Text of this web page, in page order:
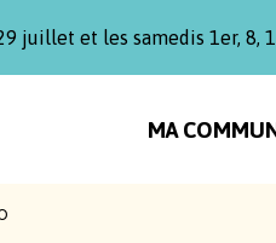
juillet et les samedis 1er, 8,
MA